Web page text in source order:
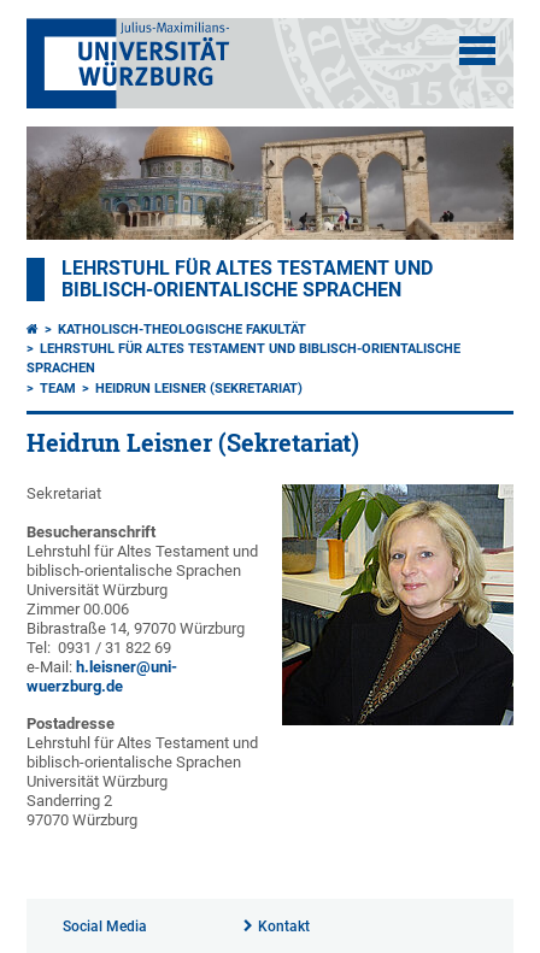
LEHRSTUHL FÜR ALTES TESTAMENT UND
BIBLISCH-ORIENTALISCHE SPRACHEN
KATHOLISCH-THEOLOGISCHE FAKULTÄT
LEHRSTUHL FÜR ALTES TESTAMENT UND BIBLISCH-ORIENTALISCHE
SPRACHEN
TEAM
HEIDRUN LEISNER (SEKRETARIAT)
Heidrun Leisner (Sekretariat)
Sekretariat
Besucheranschrift
Lehrstuhl für Altes Testament und
biblisch-orientalische Sprachen
Universität Würzburg
Zimmer 00.006
Bibrastraße 14, 97070 Würzburg
Tel: 0931 / 31 822 69
e-Mail: h.leisner@uni-
wuerzburg.de
Postadresse
Lehrstuhl für Altes Testament und
biblisch-orientalische Sprachen
Universität Würzburg
Sanderring 2
97070 Würzburg
Social Media Kontakt